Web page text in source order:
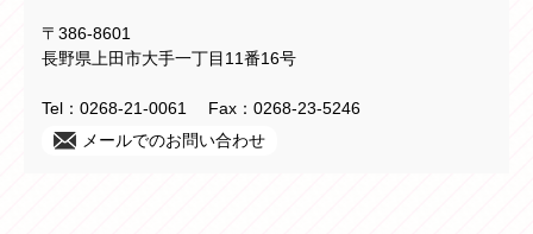
〒386-8601
長野県上田市大手一丁目11番16号
Tel：0268-21-0061
Fax：0268-23-5246
メールでのお問い合わせ